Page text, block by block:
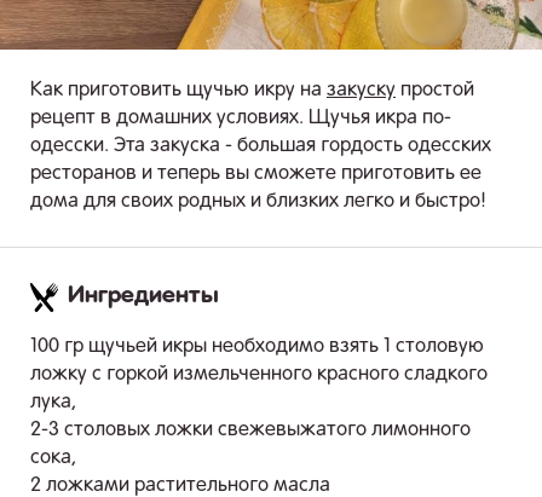
Как приготовить щучью икру на закуску простой
рецепт в домашних условиях. Щучья икра по-
одесски. Эта закуска - большая гордость одесских
ресторанов и теперь вы сможете приготовить ее
дома для своих родных и близких легко и быстро!
Ингредиенты
100 гр щучьей икры необходимо взять 1 столовую
ложку с горкой измельченного красного сладкого
лука,
2-3 столовых ложки свежевыжатого лимонного
сока,
2 ложками растительного масла